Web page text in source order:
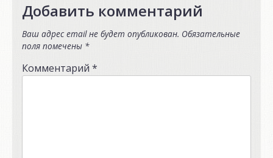
Добавить комментарий
Ваш адрес email не будет опубликован. Обязательные
поля помечены *
Комментарий *